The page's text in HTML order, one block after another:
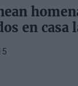
en casa